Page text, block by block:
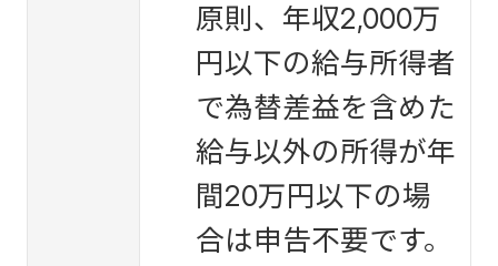
原則、年収2,000万
円以下の給与所得者
で為替差益を含めた
給与以外の所得が年
間20万円以下の場
合は申告不要です。